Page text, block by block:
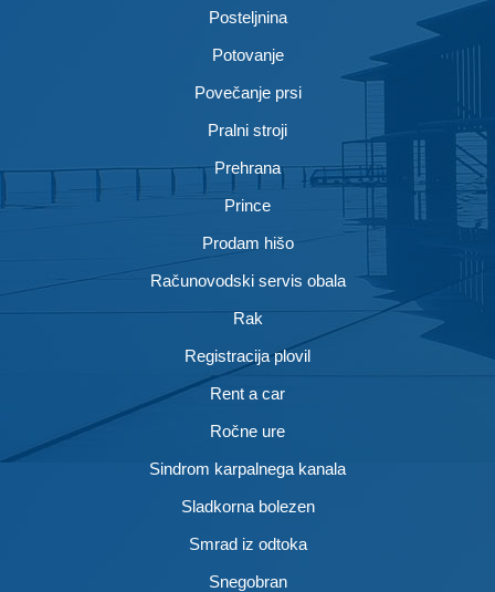
Posteljnina
Potovanje
Povečanje prsi
Pralni stroji
Prehrana
Prince
Prodam hišo
Računovodski servis obala
Rak
Registracija plovil
Rent a car
Ročne ure
Sindrom karpalnega kanala
Sladkorna bolezen
Smrad iz odtoka
Snegobran